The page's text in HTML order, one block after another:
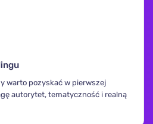
warto pozyskać w pierwszej
autorytet, tematyczność i realną